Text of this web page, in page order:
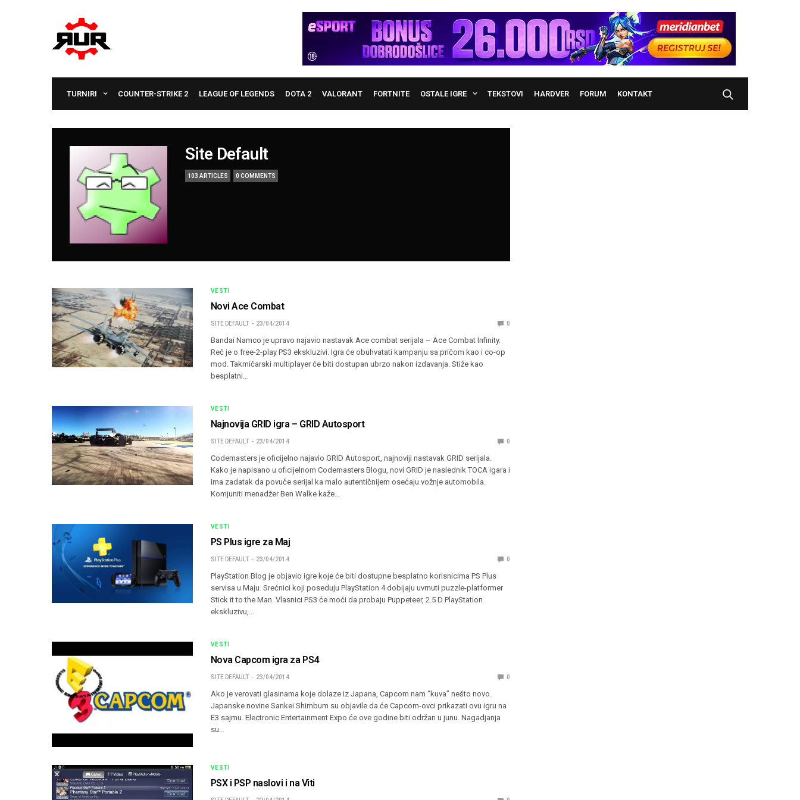
TURNIRI COUNTER-STRIKE 2 LEAGUE OF LEGENDS DOTA 2 VALORANT FORTNITE OSTALE IGRE TEKSTOVI HARDVER FORUM KONTAKT
Site Default
103 ARTICLES 0 COMMENTS
VESTI
Novi Ace Combat
SITE DEFAULT 23/04/2014 0
Bandai Namco je upravo najavio nastavak Ace combat serijala – Ace Combat Infinity.
Reč je o free-2-play PS3 ekskluzivi. Igra će obuhvatati kampanju sa pričom kao i co-op
mod. Takmičarski multiplayer će biti dostupan ubrzo nakon izdavanja. Stiže kao
besplatni…
VESTI
Najnovija GRID igra – GRID Autosport
SITE DEFAULT 23/04/2014 0
Codemasters je oficijelno najavio GRID Autosport, najnoviji nastavak GRID serijala.
Kako je napisano u oficijelnom Codemasters Blogu, novi GRID je naslednik TOCA igara i
ima zadatak da povuče serijal ka malo autentičnijem osećaju vožnje automobila.
Komjuniti menadžer Ben Walke kaže…
VESTI
PS Plus igre za Maj
SITE DEFAULT 23/04/2014 0
PlayStation Blog je objavio igre koje će biti dostupne besplatno korisnicima PS Plus
servisa u Maju. Srećnici koji poseduju PlayStation 4 dobijaju uvrnuti puzzle-platformer
Stick it to the Man. Vlasnici PS3 će moći da probaju Puppeteer, 2.5 D PlayStation
ekskluzivu,…
VESTI
Nova Capcom igra za PS4
SITE DEFAULT 23/04/2014 0
Ako je verovati glasinama koje dolaze iz Japana, Capcom nam “kuva” nešto novo.
Japanske novine Sankei Shimbum su objavile da će Capcom-ovci prikazati ovu igru na
E3 sajmu. Electronic Entertainment Expo će ove godine biti održan u junu. Nagadjanja
su…
VESTI
PSX i PSP naslovi i na Viti